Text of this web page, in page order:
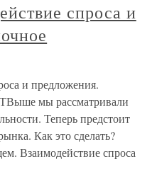
спроса и
и предложения.
мы рассматривали
Теперь предстоит
Как это сделать?
Взаимодействие спроса